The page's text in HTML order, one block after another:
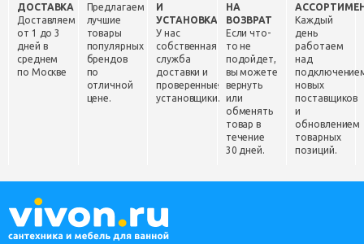
ДОСТАВКА
Доставляем
от 1 до 3
дней в
среднем
по Москве
Предлагаем
лучшие
товары
популярных
брендов
по
отличной
цене.
И
УСТАНОВКА
У нас
собственная
служба
доставки и
проверенные
установщики.
НА
ВОЗВРАТ
Если что-
то не
подойдет,
вы можете
вернуть
или
обменять
товар в
течение
30 дней.
Каждый
день
работаем
над
новых
поставщиков
и
обновлением
товарных
позиций.